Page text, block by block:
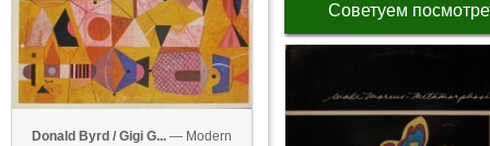
Donald Byrd / Gigi G... — Modern
Советуем